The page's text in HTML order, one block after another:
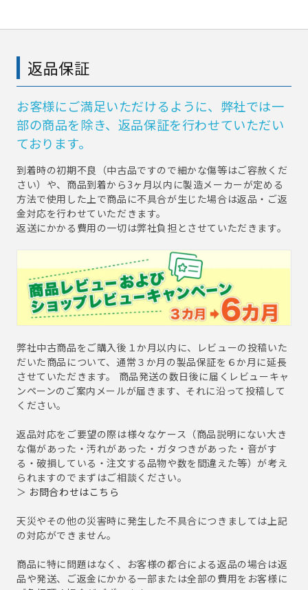
返品保証
お客様にご満足いただけるように、弊社では一
部の商品を除き、返品保証を行わせていただい
ております。
到着時の初期不良（中古品ですので細かな傷等はご容赦くだ
さい）や、商品到着から3ヶ月以内に製造メーカーが定める
方法で使用した上で商品に不具合が生じた場合は返品・ご返
金対応を行わせていただきます。
返送にかかる費用の一切は弊社負担とさせていただきます。
弊社中古商品をご購入後１か月以内に、レビューの投稿いた
だいた商品について、通常３か月の製品保証を６か月に延長
させていただきます。 商品発送の数日後に届くレビューキャ
ンペーンのご案内メールが届きます、それに沿って投稿して
ください。
返品対応をご要望の際は様々なケース（商品説明にない大き
な傷があった・汚れがあった・ガタつきがあった・音がす
る・破損している・注文する品物や数を間違えた等）が考え
られますのでまずはご相談ください。
＞ お問合わせはこちら
天災やその他の災害時に発生した不具合につきましては上記
の対応ができません。
商品に特に問題はなく、お客様の都合による返品の場合は返
品や発送、ご返金にかかる一部または全部の費用をお客様に